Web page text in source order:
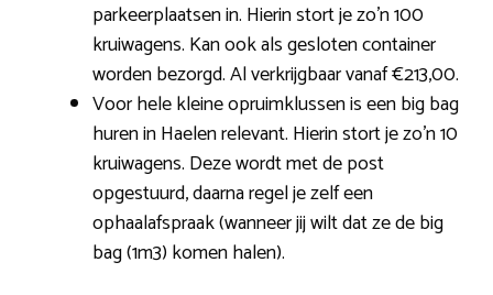
parkeerplaatsen in. Hierin stort je zo’n 100
kruiwagens. Kan ook als gesloten container
worden bezorgd. Al verkrijgbaar vanaf €213,00.
Voor hele kleine opruimklussen is een big bag
huren in Haelen relevant. Hierin stort je zo’n 10
kruiwagens. Deze wordt met de post
opgestuurd, daarna regel je zelf een
ophaalafspraak (wanneer jij wilt dat ze de big
bag (1m3) komen halen).